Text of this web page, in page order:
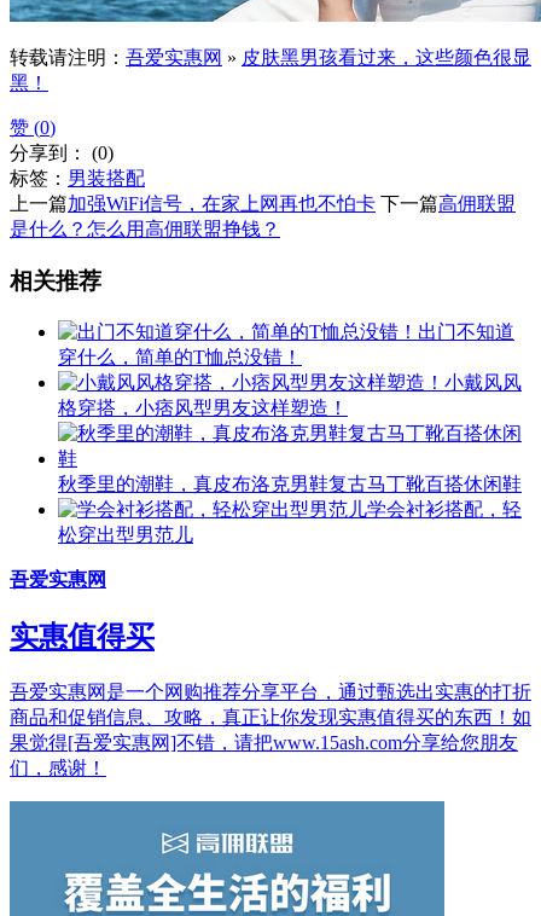
转载请注明： 吾爱实惠网 » 皮肤黑男孩看过来，这些颜色很显
黑！
赞 (0)
分享到： (0)
标签： 男装搭配
上一篇加强WiFi信号，在家上网再也不怕卡 下一篇高佣联盟
是什么？怎么用高佣联盟挣钱？
相关推荐
出门不知道
穿什么，简单的T恤总没错！
小戴风风
格穿搭，小痞风型男友这样塑造！
秋季里的潮鞋，真皮布洛克男鞋复古马丁靴百搭休闲鞋
学会衬衫搭配，轻
松穿出型男范儿
吾爱实惠网
实惠值得买
吾爱实惠网是一个网购推荐分享平台，通过甄选出实惠的打折
商品和促销信息、攻略，真正让你发现实惠值得买的东西！如
果觉得[吾爱实惠网]不错，请把www.15ash.com分享给您朋友
们，感谢！